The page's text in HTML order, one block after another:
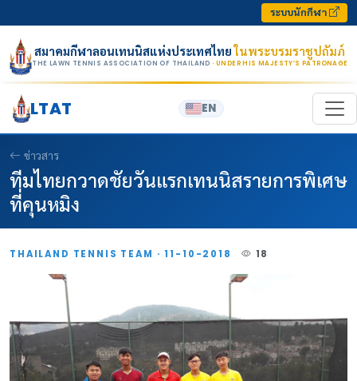
ระบบนักกีฬา
สมาคมกีฬาลอนเทนนิสแห่งประเทศไทยในพระบรมราชูปถัมภ์
THE LAWN TENNIS ASSOCIATION OF THAILAND · UNDER HIS MAJESTY’S PATRONAGE
LTAT EN
ข่าวสาร
ทีมไทยกวาดชัยวันแรกเทนนิสรายการพิเศษ
ที่คุนหมิง
THAILAND TENNIS TEAM · 11-10-2018 18